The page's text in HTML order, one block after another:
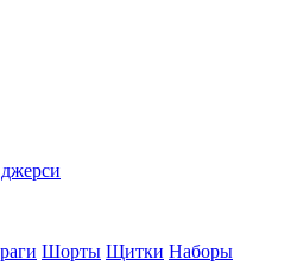
Шорты Щитки Наборы